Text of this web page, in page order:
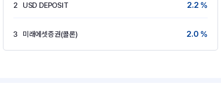
2 USD DEPOSIT 2.2 %
3 미래에셋증권(콜론) 2.0 %